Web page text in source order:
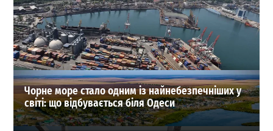
Одеський гумор: «цариця Тамара» та нюанси оренди
житла у серпні
03-08-2026 в 06:12
ВИБІР РЕДАКЦІЇ
Чорне море стало одним із найнебезпечніших у
світі: що відбувається біля Одеси